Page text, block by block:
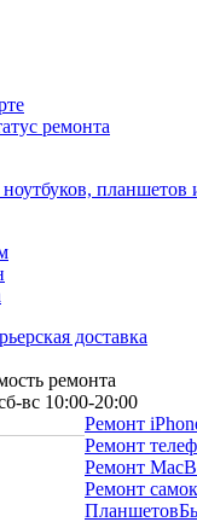
ремонта
доставка
ремонта
вс 10:00-20:00
Ремонт
Ремонт
Ремонт
Ремонт
Планшетов